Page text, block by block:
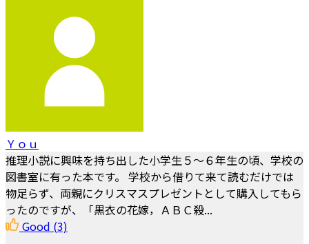
Ｙｏｕ
推理小説に興味を持ち出した小学生５～６年生の頃、学校の
図書室に有った本です。 学校から借りて来て読むだけでは
物足らず、両親にクリスマスプレゼントとして購入してもら
ったのですが、「黒衣の花嫁，ＡＢＣ殺...
Good (3)